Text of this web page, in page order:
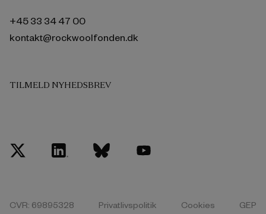
+45 33 34 47 00
kontakt@rockwoolfonden.dk
CVR: 69895328 Privatlivspolitik Cookies GEP
TILMELD NYHEDSBREV